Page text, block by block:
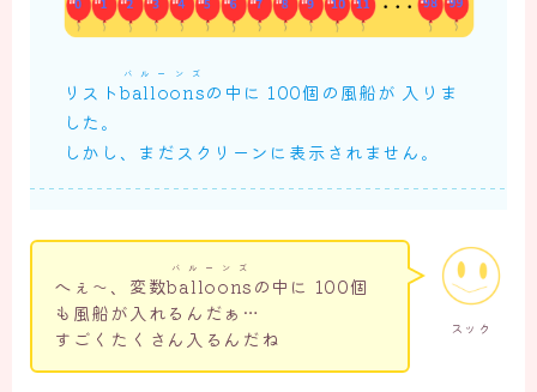
リストballoons
バルーンズ
の中に 100個の風船が 入りま
した。
しかし、まだスクリーンに表示されません。
スック
へぇ～、変数balloons
バルーンズ
の中に 100個
も風船が入れるんだぁ…
すごくたくさん入るんだね